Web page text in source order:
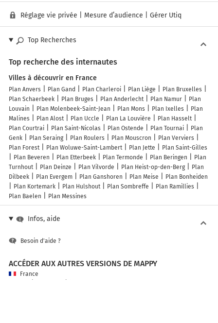
Réglage vie privée Mesure d’audience Gérer Utiq
Top Recherches
Top recherche des internautes
Villes à découvrir en France
Plan Anvers Plan Gand Plan Charleroi Plan Liège
Plan Bruxelles
Plan Schaerbeek
Plan Bruges Plan Anderlecht Plan Namur
Plan
Louvain
Plan Molenbeek-Saint-Jean Plan Mons Plan Ixelles
Plan
Malines
Plan Alost Plan Uccle Plan La Louvière
Plan Hasselt
Plan Courtrai
Plan Saint-Nicolas Plan Ostende Plan Tournai
Plan
Genk
Plan Seraing Plan Roulers Plan Mouscron
Plan Verviers
Plan Forest
Plan Woluwe-Saint-Lambert Plan Jette
Plan Saint-Gilles
Plan Beveren
Plan Etterbeek Plan Termonde Plan Beringen
Plan
Turnhout
Plan Deinze Plan Vilvorde Plan Heist-op-den-Berg
Plan
Dilbeek
Plan Evergem Plan Ganshoren Plan Meise
Plan Bonheiden
Plan Kortemark
Plan Hulshout Plan Sombreffe
Plan Ramillies
Plan Baelen
Plan Messines
Infos, aide
Besoin d'aide ?
ACCÉDER AUX AUTRES VERSIONS DE MAPPY
France